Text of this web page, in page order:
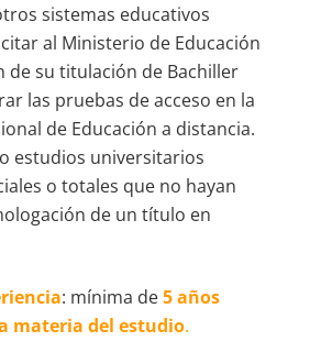
sistemas educativos
al Ministerio de Educación
de su titulación de Bachiller
las pruebas de acceso en la
de Educación a distancia.
estudios universitarios
o totales que no hayan
de un título en
: mínima de5 años
materia del estudio.